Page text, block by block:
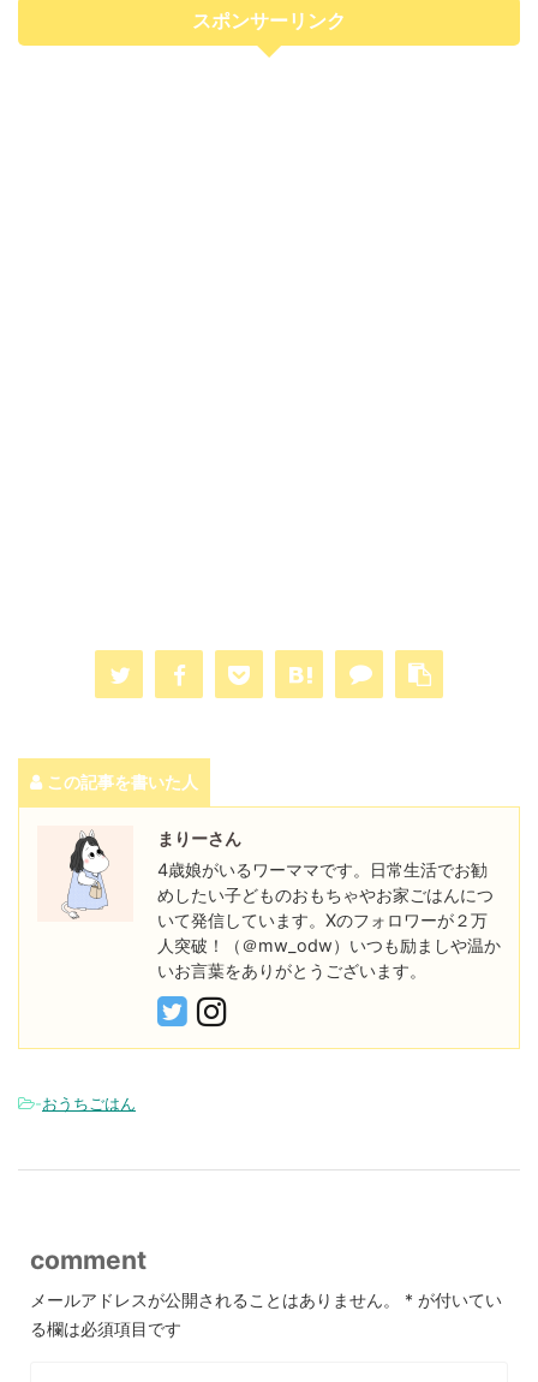
スポンサーリンク
この記事を書いた人
まりーさん
4歳娘がいるワーママです。日常生活でお勧
めしたい子どものおもちゃやお家ごはんにつ
いて発信しています。Xのフォロワーが２万
人突破！（＠mw_odw）いつも励ましや温か
いお言葉をありがとうございます。
-おうちごはん
comment
メールアドレスが公開されることはありません。 * が付いてい
る欄は必須項目です